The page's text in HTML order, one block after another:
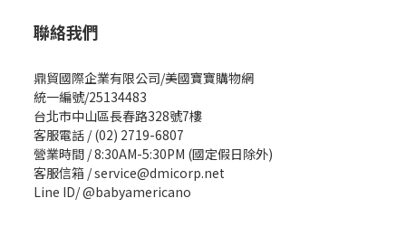
聯絡我們
鼎貿國際企業有限公司/美國寶寶購物網
統一編號/25134483
台北市中山區長春路328號7樓
客服電話 / (02) 2719-6807
營業時間 / 8:30AM-5:30PM (國定假日除外)
客服信箱 / service@dmicorp.net
Line ID/ @babyamericano